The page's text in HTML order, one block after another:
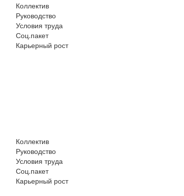
Коллектив
Руководство
Условия труда
Соц.пакет
Карьерный рост
Коллектив
Руководство
Условия труда
Соц.пакет
Карьерный рост